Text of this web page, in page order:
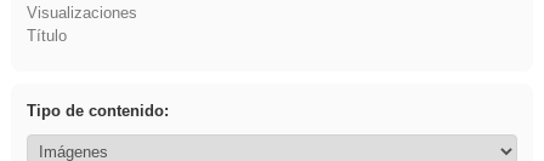
Visualizaciones
Título
Tipo de contenido: